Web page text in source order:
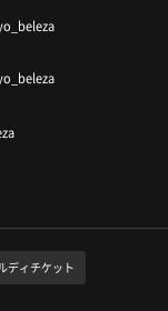
ディチケット